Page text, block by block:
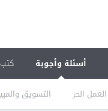
أسئلة وأجوبة
العمل الحر التسويق
كتب